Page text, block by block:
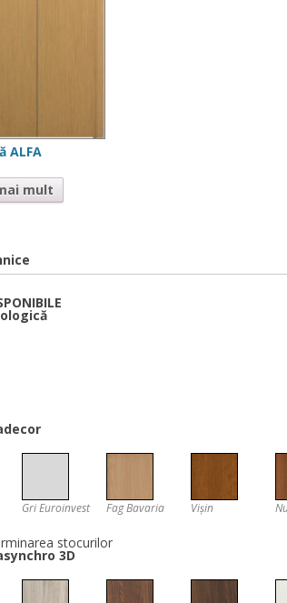
ALFA
mult
Gri Euroinvest Fag Bavaria Vișin
stocurilor
3D